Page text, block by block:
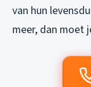
van hun
meer, dan moet